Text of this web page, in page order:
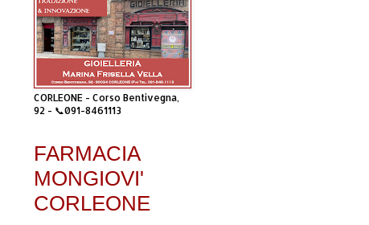
CORLEONE - Corso Bentivegna,
92 - 📞091-8461113
FARMACIA
MONGIOVI'
CORLEONE